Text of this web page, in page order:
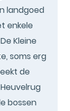
landgoed
enkele
Kleine
soms erg
de
bossen